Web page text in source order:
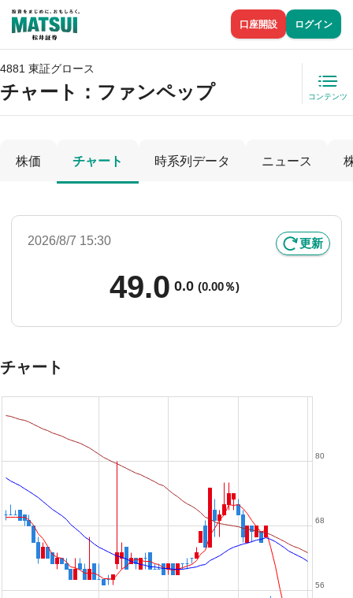
口座開設 ログイン
4881 東証グロース
チャート： ファンペップ コンテンツ
株価 チャート 時系列データ ニュース
2026/8/7 15:30 更新
49.0 0.0 (0.00％)
チャート
56
68
80